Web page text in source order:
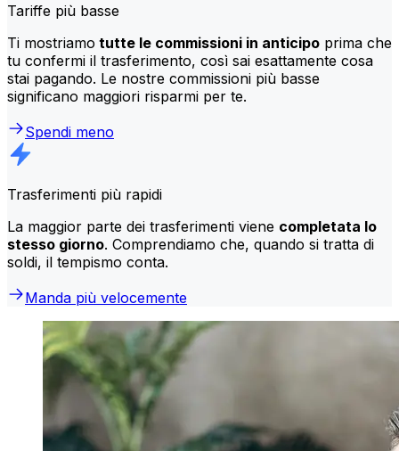
Tariffe più basse
Ti mostriamo tutte le commissioni in anticipo prima che
tu confermi il trasferimento, così sai esattamente cosa
stai pagando. Le nostre commissioni più basse
significano maggiori risparmi per te.
Spendi meno
Trasferimenti più rapidi
La maggior parte dei trasferimenti viene completata lo
stesso giorno. Comprendiamo che, quando si tratta di
soldi, il tempismo conta.
Manda più velocemente